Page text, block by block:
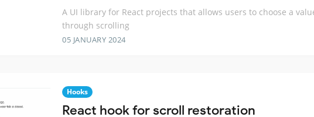
A UI library for React projects that allows users to choose a
through scrolling
05 JANUARY 2024
Hooks
React hook for scroll restoration